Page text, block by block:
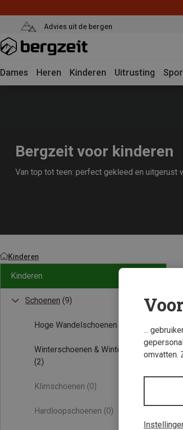
Advies uit de bergen
Dames Heren Kinderen Uitrusting
Bergzeit voor kinderen
Van top tot teen: perfect gekleed en uitgerust
Kinderen
Kinderen
Schoenen (9)
Hoge Wandelschoenen
Winterschoenen & Winterlaarzen
(2)
Klimschoenen (0)
Hardloopschoenen (0)
...
omvatten.